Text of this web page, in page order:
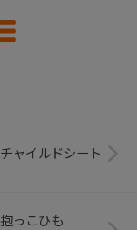
チャイルドシート
抱っこひも